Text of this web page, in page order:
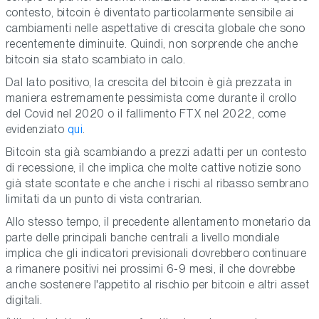
contesto, bitcoin è diventato particolarmente sensibile ai
cambiamenti nelle aspettative di crescita globale che sono
recentemente diminuite. Quindi, non sorprende che anche
bitcoin sia stato scambiato in calo.
Dal lato positivo, la crescita del bitcoin è già prezzata in
maniera estremamente pessimista come durante il crollo
del Covid nel 2020 o il fallimento FTX nel 2022, come
evidenziato qui.
Bitcoin sta già scambiando a prezzi adatti per un contesto
di recessione, il che implica che molte cattive notizie sono
già state scontate e che anche i rischi al ribasso sembrano
limitati da un punto di vista contrarian.
Allo stesso tempo, il precedente allentamento monetario da
parte delle principali banche centrali a livello mondiale
implica che gli indicatori previsionali dovrebbero continuare
a rimanere positivi nei prossimi 6-9 mesi, il che dovrebbe
anche sostenere l'appetito al rischio per bitcoin e altri asset
digitali.